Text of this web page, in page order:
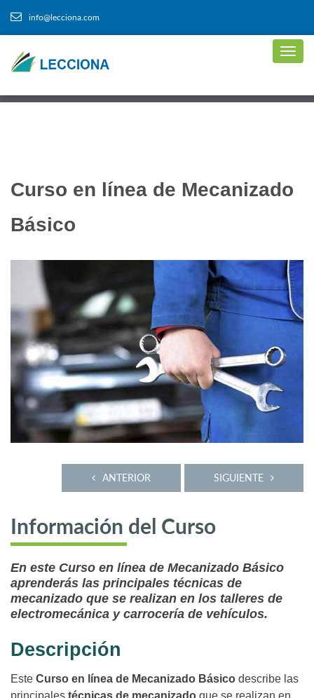
info@lecciona.com
Curso en línea de Mecanizado
Básico
SIGUIENTE
ANTERIOR
Información del Curso
En este Curso en línea de Mecanizado Básico
aprenderás las principales técnicas de
mecanizado que se realizan en los talleres de
electromecánica y carrocería de vehículos.
Descripción
Este Curso en línea de Mecanizado Básico describe las